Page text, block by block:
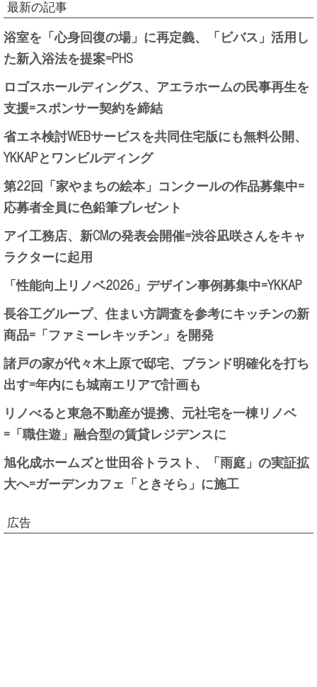
最新の記事
浴室を「心身回復の場」に再定義、「ビバス」活用し
た新入浴法を提案=PHS
ロゴスホールディングス、アエラホームの民事再生を
支援=スポンサー契約を締結
省エネ検討WEBサービスを共同住宅版にも無料公開、
YKKAPとワンビルディング
第22回「家やまちの絵本」コンクールの作品募集中=
応募者全員に色鉛筆プレゼント
アイ工務店、新CMの発表会開催=渋谷凪咲さんをキャ
ラクターに起用
「性能向上リノベ2026」デザイン事例募集中=YKKAP
長谷工グループ、住まい方調査を参考にキッチンの新
商品=「ファミーレキッチン」を開発
諸戸の家が代々木上原で邸宅、ブランド明確化を打ち
出す=年内にも城南エリアで計画も
リノべると東急不動産が提携、元社宅を一棟リノベ
=「職住遊」融合型の賃貸レジデンスに
旭化成ホームズと世田谷トラスト、「雨庭」の実証拡
大へ=ガーデンカフェ「ときそら」に施工
広告